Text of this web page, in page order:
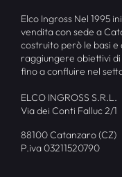
Elco Ingross Nel 1995
vendita con sede a
costruito però le basi e
raggiungere obiettivi
fino a confluire nel
ELCO INGROSS S.R.L.
Via dei Conti Falluc 2/1
88100 Catanzaro (CZ)
P.iva 03211520790